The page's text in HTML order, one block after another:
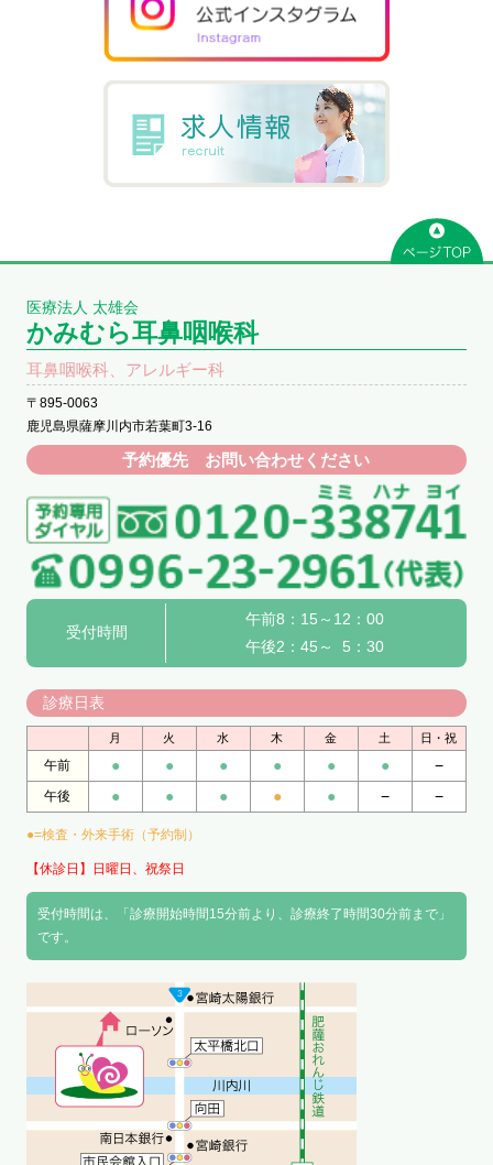
医療法人 太雄会
かみむら耳鼻咽喉科
耳鼻咽喉科、アレルギー科
〒895-0063
鹿児島県薩摩川内市若葉町3-16
予約優先 お問い合わせください
受付時間
午前8：15～12：00
午後2：45～ 5：30
診療日表
月 火 水 木 金 土 日・祝
午前 ● ● ● ● ● ● −
午後 ● ● ● ● ● − −
●=検査・外来手術（予約制）
【休診日】日曜日、祝祭日
受付時間は、「診療開始時間15分前より、診療終了時間30分前まで」
です。